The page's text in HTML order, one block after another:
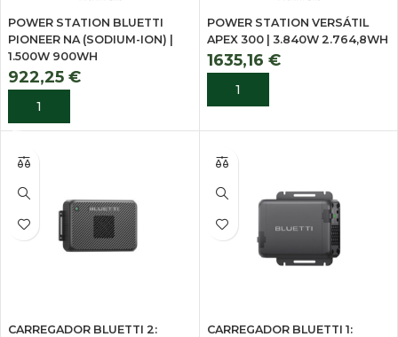
POWER STATION BLUETTI
PIONEER NA (SODIUM-ION) |
1.500W 900WH
922,25 €
ADICIONAR
POWER STATION VERSÁTIL
APEX 300 | 3.840W 2.764,8WH
1635,16 €
ADICIONAR
CARREGADOR BLUETTI 2:
CARREGADOR BLUETTI 1: